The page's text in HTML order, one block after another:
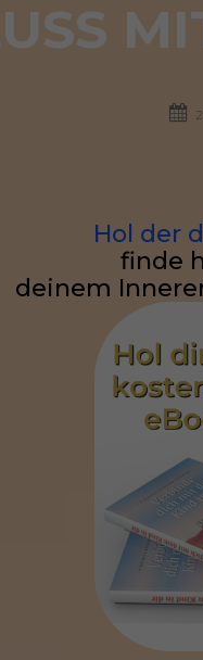
Hol der
finde
deinem